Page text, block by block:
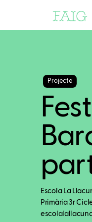
Projecte
Escola La
Primària 3r